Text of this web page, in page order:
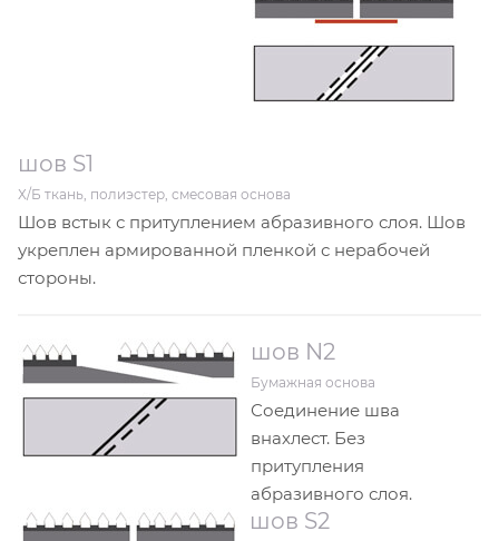
шов S1
Х/Б ткань, полиэстер, смесовая основа
Шов встык с притуплением абразивного слоя. Шов
укреплен армированной пленкой с нерабочей
стороны.
шов N2
Бумажная основа
Соединение шва
внахлест. Без
притупления
абразивного слоя.
шов S2